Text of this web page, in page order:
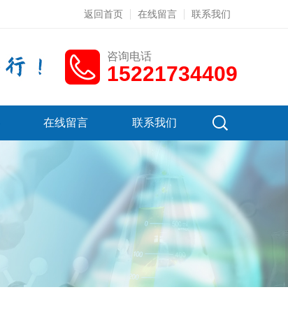
返回首页 在线留言 联系我们
咨询电话
15221734409
在线留言 联系我们